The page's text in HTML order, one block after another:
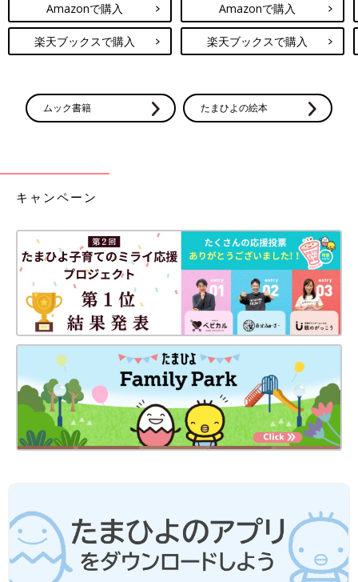
Amazonで購入
楽天ブックスで購入
Amazonで購入
楽天ブックスで購入
ムック書籍 たまひよの絵本
キャンペーン